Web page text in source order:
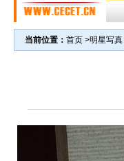
当前位置： 首页 >明星写真